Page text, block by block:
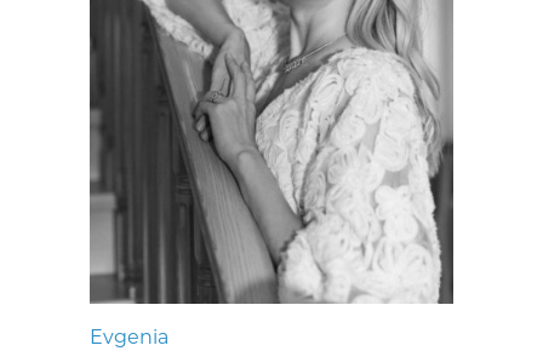
Evgenia